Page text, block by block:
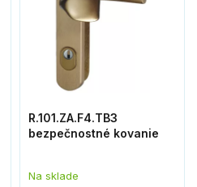
R.101.ZA.F4.TB3
bezpečnostné kovanie
Na sklade